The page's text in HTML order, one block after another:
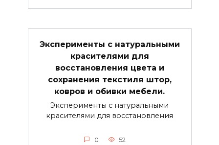
Эксперименты с натуральными
красителями для
восстановления цвета и
сохранения текстиля штор,
ковров и обивки мебели.
Эксперименты с натуральными
красителями для восстановления
0 52